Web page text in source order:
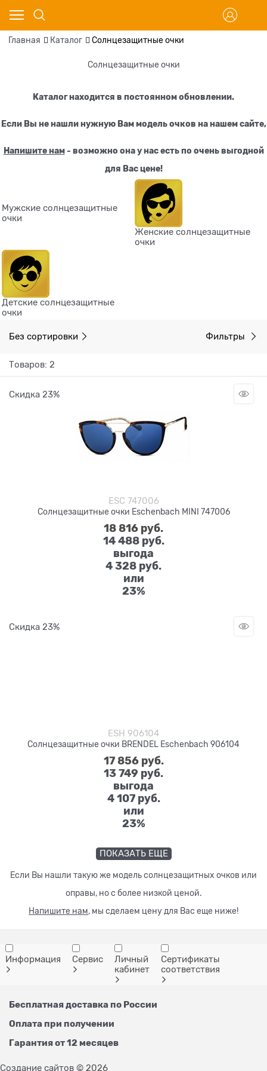
Главная Каталог Солнцезащитные очки
Солнцезащитные очки
Каталог находится в постоянном обновлении.
Если Вы не нашли нужную Вам модель очков на нашем сайте,
Напишите нам- возможно она у нас есть по очень выгодной
для Вас цене!
Мужские солнцезащитные
очки
Женские солнцезащитные
очки
Детские солнцезащитные
очки
Без сортировки Фильтры
Товаров: 2
Скидка 23%
ESC 747006
Солнцезащитные очки Eschenbach MINI 747006
18 816 руб.
14 488 руб.
выгода
4 328 руб.
или
23%
Скидка 23%
ESH 906104
Солнцезащитные очки BRENDEL Eschenbach 906104
17 856 руб.
13 749 руб.
выгода
4 107 руб.
или
23%
ПОКАЗАТЬ ЕЩЕ
Если Вы нашли такую же модель солнцезащитных очков или
оправы, но с более низкой ценой.
Напишите нам, мы сделаем цену для Вас еще ниже!
Информация Сервис
Личный
кабинет
Сертификаты
соответствия
Бесплатная доставка по России
Оплата при получении
Гарантия от 12 месяцев
Создание сайтов © 2026